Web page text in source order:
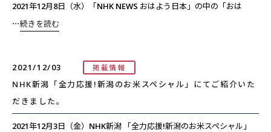
2021年12月8日（水）「NHK NEWS おはよう日本」の中の「おは
⋯続きを読む
2021/12/03 掲載情報
NHK新潟「全力応援!新潟のお米スペシャル」にてご紹介いた
だきました。
2021年12月3日（金）NHK新潟 「全力応援!新潟のお米スペシャル」